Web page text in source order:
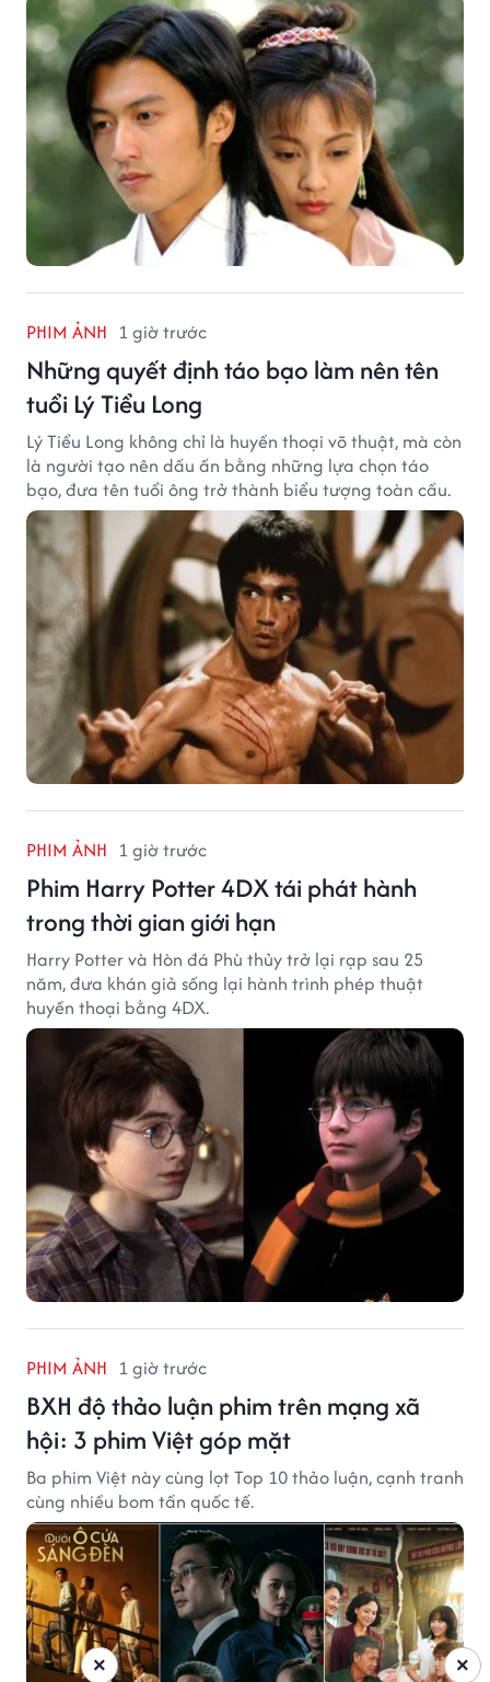
PHIM ẢNH 1 giờ trước
Những quyết định táo bạo làm nên tên
tuổi Lý Tiểu Long
Lý Tiểu Long không chỉ là huyền thoại võ thuật, mà còn
là người tạo nên dấu ấn bằng những lựa chọn táo
bạo, đưa tên tuổi ông trở thành biểu tượng toàn cầu.
PHIM ẢNH 1 giờ trước
Phim Harry Potter 4DX tái phát hành
trong thời gian giới hạn
Harry Potter và Hòn đá Phù thủy trở lại rạp sau 25
năm, đưa khán giả sống lại hành trình phép thuật
huyền thoại bằng 4DX.
PHIM ẢNH 1 giờ trước
BXH độ thảo luận phim trên mạng xã
hội: 3 phim Việt góp mặt
Ba phim Việt này cùng lọt Top 10 thảo luận, cạnh tranh
cùng nhiều bom tấn quốc tế.
×
×